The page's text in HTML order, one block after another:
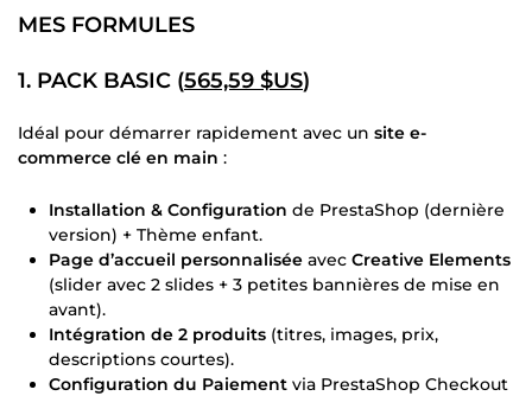
MES FORMULES
1. PACK BASIC (565,59 $US)
Idéal pour démarrer rapidement avec un site e-
commerce clé en main :
Installation & Configuration de PrestaShop (dernière
version) + Thème enfant.
Page d’accueil personnalisée avec Creative Elements
(slider avec 2 slides + 3 petites bannières de mise en
avant).
Intégration de 2 produits (titres, images, prix,
descriptions courtes).
Configuration du Paiement via PrestaShop Checkout